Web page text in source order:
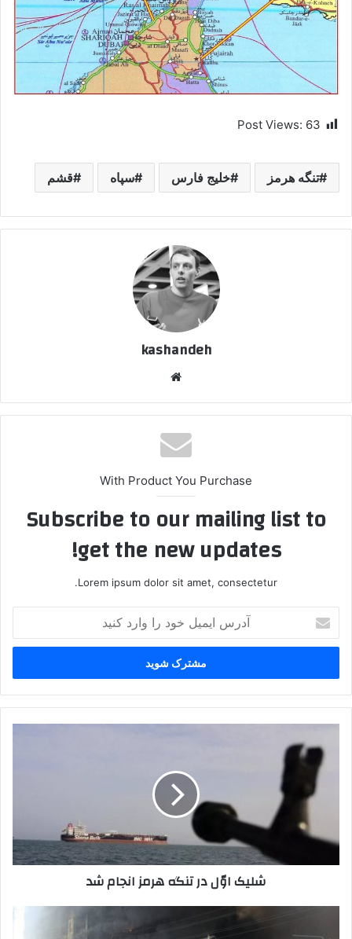
Post Views: 63
تنگه هرمز خلیج فارس سپاه قشم
kashandeh
With Product You Purchase
Subscribe to our mailing list to
get the new updates!
Lorem ipsum dolor sit amet, consectetur.
ایمیل
خود
وارد
کنید
شلیک‌ اوّل‌ در تنگه هرمز انجام شد